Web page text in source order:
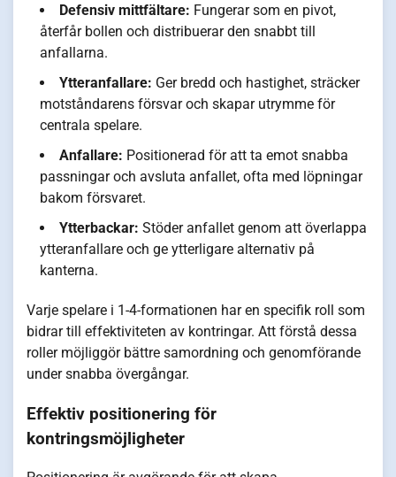
Defensiv mittfältare: Fungerar som en pivot,
återfår bollen och distribuerar den snabbt till
anfallarna.
Ytteranfallare: Ger bredd och hastighet, sträcker
motståndarens försvar och skapar utrymme för
centrala spelare.
Anfallare: Positionerad för att ta emot snabba
passningar och avsluta anfallet, ofta med löpningar
bakom försvaret.
Ytterbackar: Stöder anfallet genom att överlappa
ytteranfallare och ge ytterligare alternativ på
kanterna.
Varje spelare i 1-4-formationen har en specifik roll som
bidrar till effektiviteten av kontringar. Att förstå dessa
roller möjliggör bättre samordning och genomförande
under snabba övergångar.
Effektiv positionering för
kontringsmöjligheter